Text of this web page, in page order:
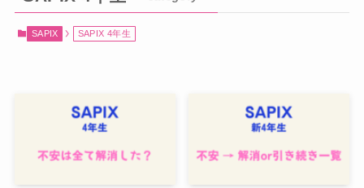
SAPIX SAPIX 4年生